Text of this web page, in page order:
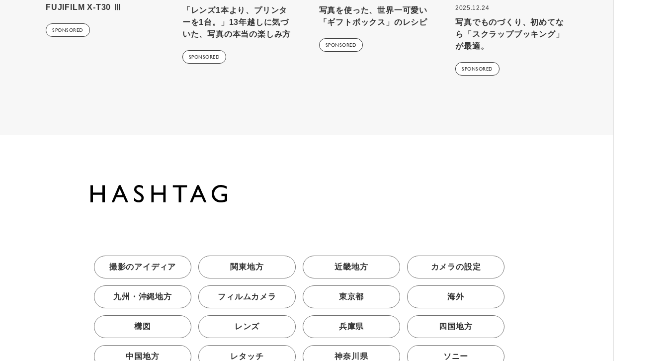
FUJIFILM X-T30 Ⅲ
SPONSORED
「レンズ1本より、プリンタ
ーを1台。」13年越しに気づ
いた、写真の本当の楽しみ方
SPONSORED
写真を使った、世界一可愛い
「ギフトボックス」のレシピ
SPONSORED
2025.12.24
写真でものづくり、初めてな
ら「スクラップブッキング」
が最適。
SPONSORED
撮影のアイディア 関東地方 近畿地方 カメラの設定
九州・沖縄地方 フィルムカメラ 東京都 海外
構図 レンズ 兵庫県 四国地方
中国地方 レタッチ 神奈川県 ソニー